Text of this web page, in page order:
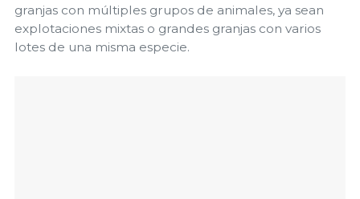
granjas con múltiples grupos de animales, ya sean
explotaciones mixtas o grandes granjas con varios
lotes de una misma especie.